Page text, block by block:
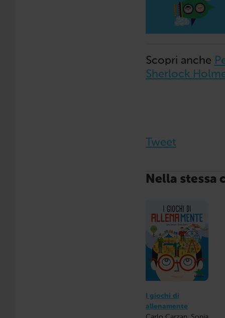
Scopri anche
Sherlock
Tweet
Nella stessa
I giochi di
allenamente